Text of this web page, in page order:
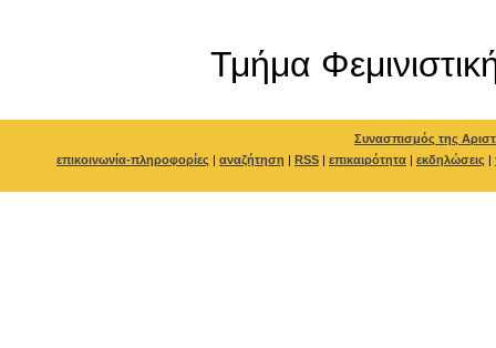
Τμήμα
Συνασπισμός της
επικοινωνία-πληροφορίες | αναζήτηση | RSS | επικαιρότητα | εκδηλώσεις |